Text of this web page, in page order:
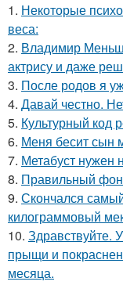
1. Некоторые
веса:
2. Владимир
актрису и даже
3. После родов я
4. Давай честно.
5. Культурный код
6. Меня бесит сын
7. Метабуст
8. Правильный
9. Скончался
килограммовый
10. Здравствуйте.
прыщи и
месяца.